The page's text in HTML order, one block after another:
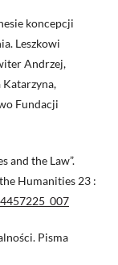
koncepcji
Leszkowi
Andrzej,
Katarzyna,
Fundacji
and the Law”.
Humanities 23 :
Pisma